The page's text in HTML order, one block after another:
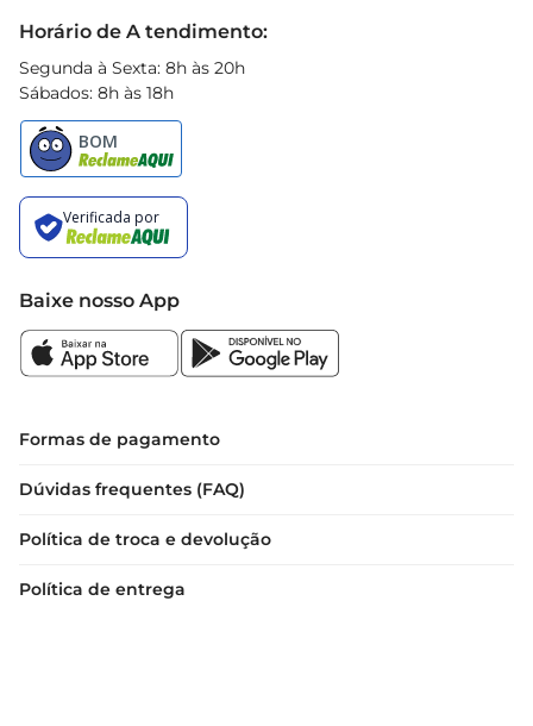
Horário de A tendimento:
Segunda à Sexta: 8h às 20h
Sábados: 8h às 18h
Baixe nosso App
Formas de pagamento
Dúvidas frequentes (FAQ)
Política de troca e devolução
Política de entrega